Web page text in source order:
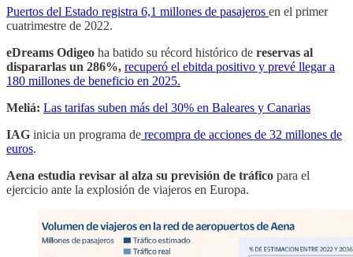
Puertos del Estado registra 6,1 millones de pasajeros en el primer
cuatrimestre de 2022.
eDreams Odigeo ha batido su récord histórico de reservas al
dispararlas un 286%, recuperó el ebitda positivo y prevé llegar a
180 millones de beneficio en 2025.
Meliá: Las tarifas suben más del 30% en Baleares y Canarias
IAG inicia un programa de recompra de acciones de 32 millones de
euros.
Aena estudia revisar al alza su previsión de tráfico para el
ejercicio ante la explosión de viajeros en Europa.